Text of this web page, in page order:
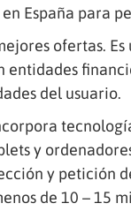
España para
ofertas.
entidades
del usuario.
y
y petición
de 10 – 15